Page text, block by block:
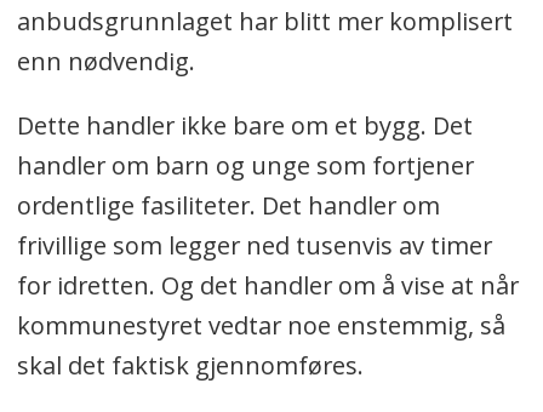
anbudsgrunnlaget har blitt mer komplisert
enn nødvendig.
Dette handler ikke bare om et bygg. Det
handler om barn og unge som fortjener
ordentlige fasiliteter. Det handler om
frivillige som legger ned tusenvis av timer
for idretten. Og det handler om å vise at når
kommunestyret vedtar noe enstemmig, så
skal det faktisk gjennomføres.